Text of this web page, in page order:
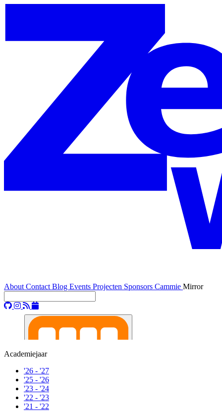
About Contact Blog Events Projecten Sponsors Cammie Mirror
Academiejaar
'26 - '27
'25 - '26
'23 - '24
'22 - '23
'21 - '22